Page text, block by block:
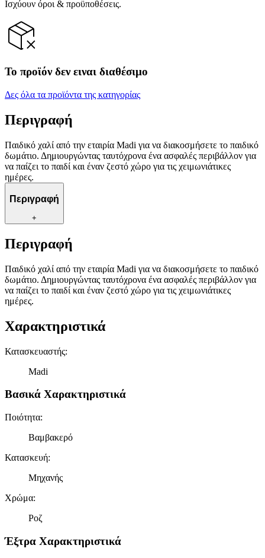
Ισχύουν όροι & προϋποθέσεις.
Το προϊόν δεν ειναι διαθέσιμο
Δες όλα τα προϊόντα της κατηγορίας
Περιγραφή
Παιδικό χαλί από την εταιρία Madi για να διακοσμήσετε το παιδικό
δωμάτιο. Δημιουργώντας ταυτόχρονα ένα ασφαλές περιβάλλον για
να παίζει το παιδί και έναν ζεστό χώρο για τις χειμωνιάτικες
ημέρες.
Περιγραφή
+
Περιγραφή
Παιδικό χαλί από την εταιρία Madi για να διακοσμήσετε το παιδικό
δωμάτιο. Δημιουργώντας ταυτόχρονα ένα ασφαλές περιβάλλον για
να παίζει το παιδί και έναν ζεστό χώρο για τις χειμωνιάτικες
ημέρες.
Χαρακτηριστικά
Κατασκευαστής:
Madi
Βασικά Χαρακτηριστικά
Ποιότητα:
Βαμβακερό
Κατασκευή:
Μηχανής
Χρώμα:
Ροζ
Έξτρα Χαρακτηριστικά